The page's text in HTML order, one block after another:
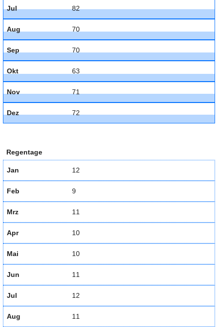
Jul 82
Aug 70
Sep 70
Okt 63
Nov 71
Dez 72
Regentage
Jan 12
Feb 9
Mrz 11
Apr 10
Mai 10
Jun 11
Jul 12
Aug 11